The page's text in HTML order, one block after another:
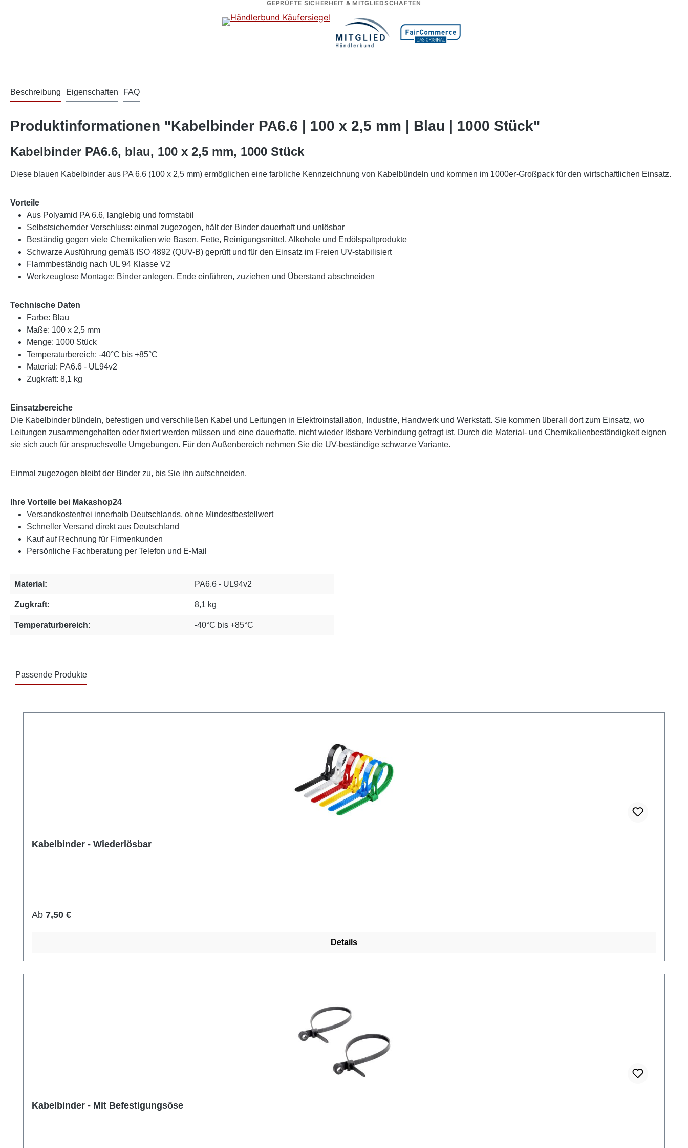
GEPRÜFTE SICHERHEIT & MITGLIEDSCHAFTEN
Beschreibung Eigenschaften FAQ
Produktinformationen "Kabelbinder PA6.6 | 100 x 2,5 mm | Blau | 1000 Stück"
Kabelbinder PA6.6, blau, 100 x 2,5 mm, 1000 Stück
Diese blauen Kabelbinder aus PA 6.6 (100 x 2,5 mm) ermöglichen eine farbliche Kennzeichnung von Kabelbündeln und kommen im 1000er-Großpack für den wirtschaftlichen Einsatz.
Vorteile
Aus Polyamid PA 6.6, langlebig und formstabil
Selbstsichernder Verschluss: einmal zugezogen, hält der Binder dauerhaft und unlösbar
Beständig gegen viele Chemikalien wie Basen, Fette, Reinigungsmittel, Alkohole und Erdölspaltprodukte
Schwarze Ausführung gemäß ISO 4892 (QUV-B) geprüft und für den Einsatz im Freien UV-stabilisiert
Flammbeständig nach UL 94 Klasse V2
Werkzeuglose Montage: Binder anlegen, Ende einführen, zuziehen und Überstand abschneiden
Technische Daten
Farbe: Blau
Maße: 100 x 2,5 mm
Menge: 1000 Stück
Temperaturbereich: -40°C bis +85°C
Material: PA6.6 - UL94v2
Zugkraft: 8,1 kg
Einsatzbereiche
Die Kabelbinder bündeln, befestigen und verschließen Kabel und Leitungen in Elektroinstallation, Industrie, Handwerk und Werkstatt. Sie kommen überall dort zum Einsatz, wo
Leitungen zusammengehalten oder fixiert werden müssen und eine dauerhafte, nicht wieder lösbare Verbindung gefragt ist. Durch die Material- und Chemikalienbeständigkeit eignen
sie sich auch für anspruchsvolle Umgebungen. Für den Außenbereich nehmen Sie die UV-beständige schwarze Variante.
Einmal zugezogen bleibt der Binder zu, bis Sie ihn aufschneiden.
Ihre Vorteile bei Makashop24
Versandkostenfrei innerhalb Deutschlands, ohne Mindestbestellwert
Schneller Versand direkt aus Deutschland
Kauf auf Rechnung für Firmenkunden
Persönliche Fachberatung per Telefon und E-Mail
Material: PA6.6 - UL94v2
Zugkraft: 8,1 kg
Temperaturbereich: -40°C bis +85°C
Passende Produkte
Kabelbinder - Wiederlösbar
Regulärer Preis:
Ab 7,50 €
Details
Kabelbinder - Mit Befestigungsöse